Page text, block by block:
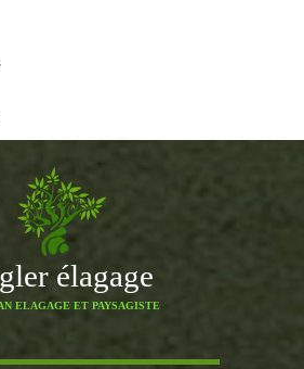
élagage
ELAGAGE ET PAYSAGISTE